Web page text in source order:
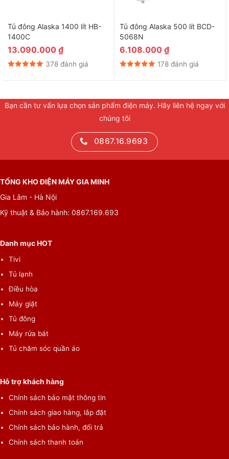
Tủ đông Alaska 1400 lít HB-
1400C
13.090.000 ₫
378 đánh giá
Tủ đông Alaska 500 lít BCD-
5068N
6.108.000 ₫
178 đánh giá
Bạn cần tư vấn lựa chọn sản phẩm điện máy. Hãy liên hệ ngay với
chúng tôi
0867.16.9693
TỔNG KHO ĐIỆN MÁY GIA MINH
Gia Lâm - Hà Nội
Kỹ thuật & Bảo hành: 0867.169.693
Danh mục HOT
Tivi
Tủ lạnh
Điều hòa
Máy giặt
Tủ đông
Máy rửa bát
Tủ chăm sóc quần áo
Hỗ trợ khách hàng
Chính sách bảo mật thông tin
Chính sách giao hàng, lắp đặt
Chính sách bảo hành, đổi trả
Chính sách thanh toán